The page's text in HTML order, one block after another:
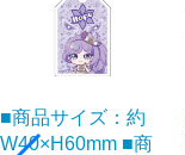
■商品サイズ：約
W40×H60mm ■商